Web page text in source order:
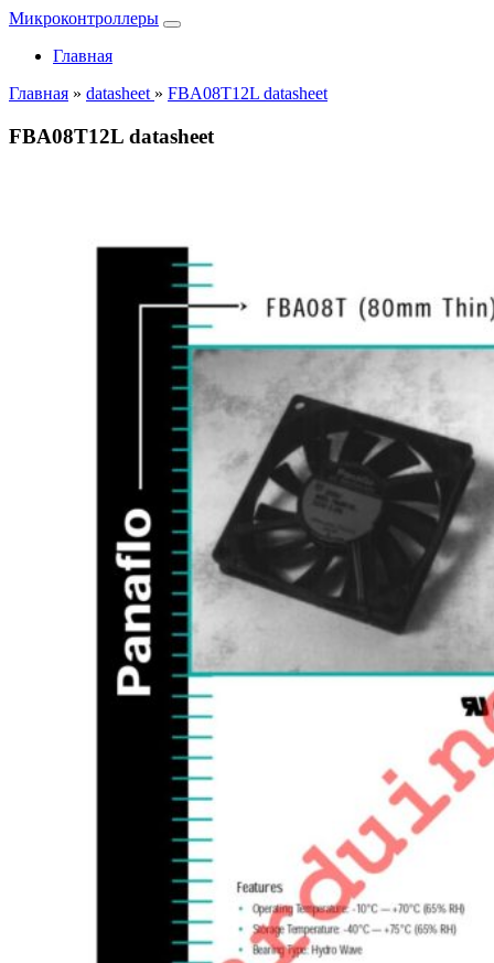
Микроконтроллеры
Главная
Главная » datasheet » FBA08T12L datasheet
FBA08T12L datasheet